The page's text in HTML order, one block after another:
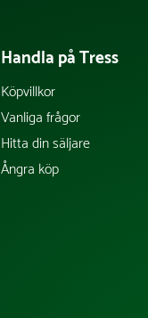
Handla på Tress
Köpvillkor
Vanliga frågor
Hitta din säljare
Ångra köp